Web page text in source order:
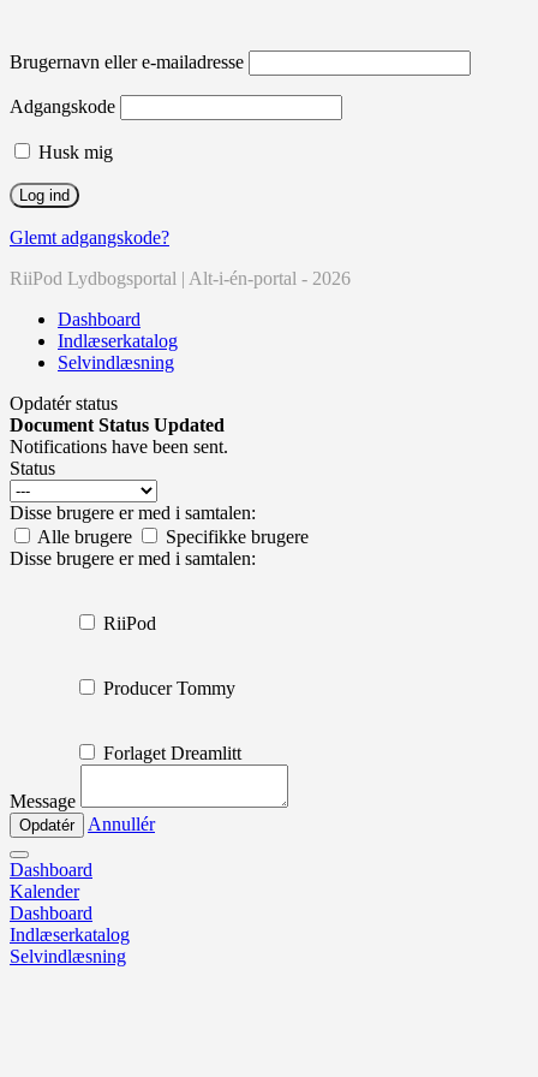
Brugernavn eller e-mailadresse
Adgangskode
Husk mig
Glemt adgangskode?
RiiPod Lydbogsportal | Alt-i-én-portal - 2026
Dashboard
Indlæserkatalog
Selvindlæsning
Opdatér status
Document Status Updated
Notifications have been sent.
Status
Disse brugere er med i samtalen:
Alle brugere
Specifikke brugere
Disse brugere er med i samtalen:
RiiPod
Producer Tommy
Forlaget Dreamlitt
Message
Annullér
Dashboard
Kalender
Dashboard
Indlæserkatalog
Selvindlæsning